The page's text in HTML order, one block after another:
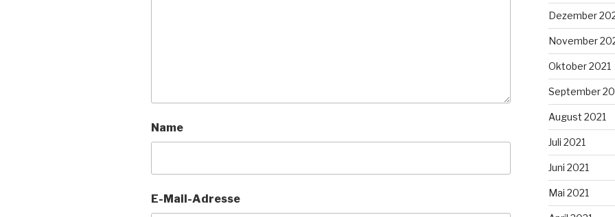
Name
E-Mail-Adresse
Dezember
November
Oktober 2021
September
August 2021
Juli 2021
Juni 2021
Mai 2021